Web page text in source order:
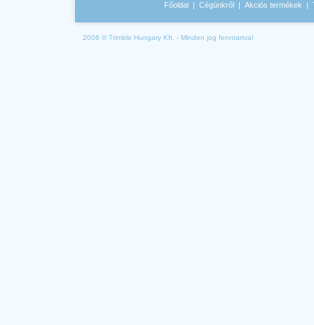
Főoldal | Cégünkről | Akciós termékek |
2006 © Trimble Hungary Kft. - Minden jog fenntartva!